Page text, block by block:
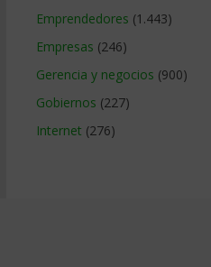
Emprendedores (1.443)
Empresas (246)
Gerencia y negocios (900)
Gobiernos (227)
Internet (276)